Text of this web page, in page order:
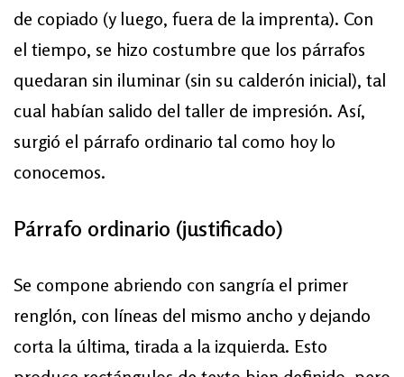
de copiado (y luego, fuera de la imprenta). Con
el tiempo, se hizo costumbre que los párrafos
quedaran sin iluminar (sin su calderón inicial), tal
cual habían salido del taller de impresión. Así,
surgió el párrafo ordinario tal como hoy lo
conocemos.
Párrafo ordinario (justificado)
Se compone abriendo con sangría el primer
renglón, con líneas del mismo ancho y dejando
corta la última, tirada a la izquierda. Esto